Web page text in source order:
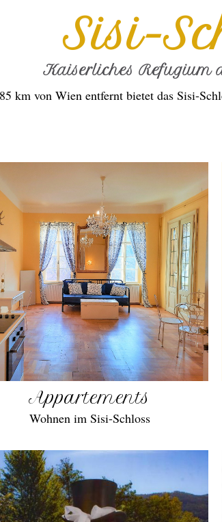
Sisi-
Kaiserliches Refugium
km von Wien entfernt bietet das Sisi-
Appartements
Wohnen im Sisi-Schloss